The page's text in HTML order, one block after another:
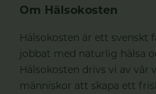
Om Hälsokosten
Hälsokosten är ett svenskt
jobbat med naturlig hälsa
Hälsokosten drivs vi av vår
människor att skapa ett